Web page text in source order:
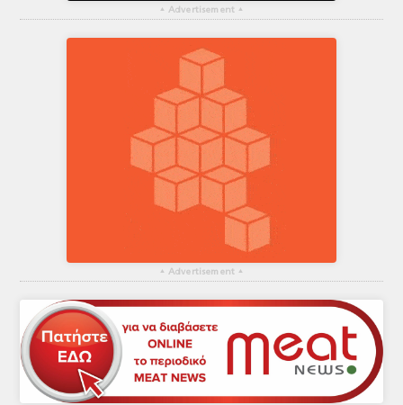
▴ Advertisement ▴
▴ Advertisement ▴